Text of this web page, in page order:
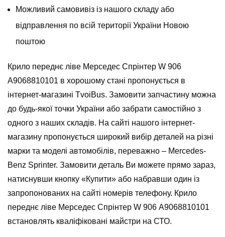
Можливий самовивіз із нашого складу або
відправлення по всій території України Новою
поштою
Крило переднє ліве Мерседес Спрінтер W 906
А9068810101 в хорошому стані пропонується в
інтернет-магазині TvoiBus. Замовити запчастину можна
до будь-якої точки України або забрати самостійно з
одного з наших складів. На сайті нашого інтернет-
магазину пропонується широкий вибір деталей на різні
марки та моделі автомобілів, переважно – Mercedes-
Benz Sprinter. Замовити деталь Ви можете прямо зараз,
натиснувши кнопку «Купити» або набравши один із
запропонованих на сайті номерів телефону. Крило
переднє ліве Мерседес Спрінтер W 906 А9068810101
встановлять кваліфіковані майстри на СТО.